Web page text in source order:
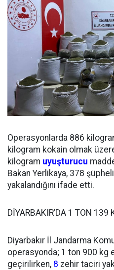
Operasyonlarda 886
kilogram kokain olmak
kilogram uyuşturucu
Bakan Yerlikaya, 3️7️8️
yakalandığını ifade etti.
DİYARBAKIR’DA 1 TON 139
Diyarbakır İl Jandarma
operasyonda; 1 ton 900 kg
geçirilirken, 8 zehir taciri